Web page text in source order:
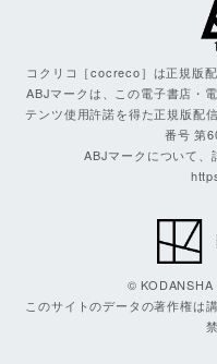
コクリコ［cocreco］は正規版
ABJマークは、この電子書店・
テンツ使用許諾を得た正規版配
番号 第
ABJマークについて、
©
このサイトのデータの著作権は